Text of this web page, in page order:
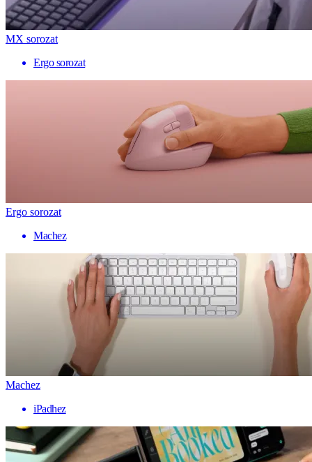
MX sorozat
Ergo sorozat
Ergo sorozat
Machez
Machez
iPadhez